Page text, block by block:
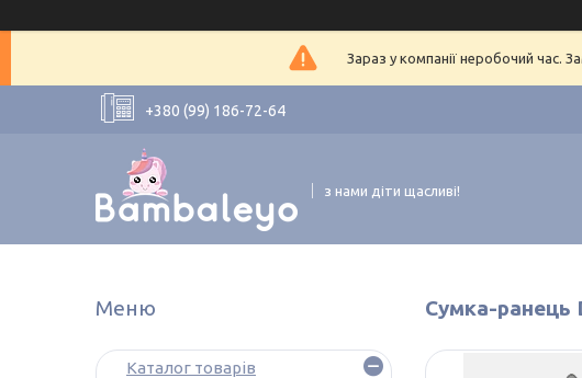
Зараз у компанії неробочий час.
+380 (99) 186-72-64
з нами діти щасливі!
Сумка-ранець
Каталог товарів